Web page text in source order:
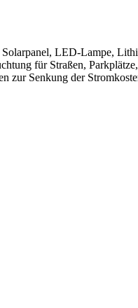
LED-Lampe,
für Straßen,
zur Senkung der